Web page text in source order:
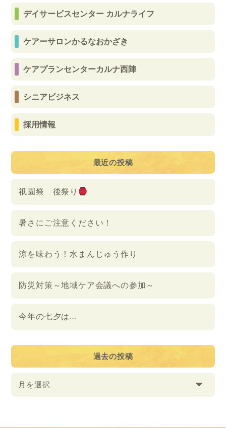
デイサービスセンター カルナライフ
ケアーサロンかるなおかざき
ケアプランセンターカルナ西陣
シニアビジネス
採用情報
最近の投稿
祇園祭 後祭り
暑さにご注意ください！
涼を味わう！水まんじゅう作り
防災対策～地域ケア会議への参加～
今年の七夕は…
過去の投稿
月を選択